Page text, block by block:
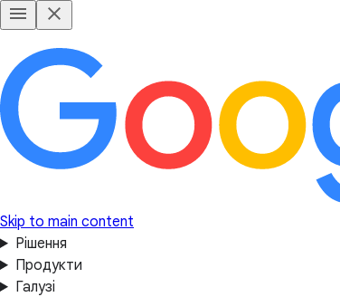
Skip to main content
Рішення
Продукти
Галузі